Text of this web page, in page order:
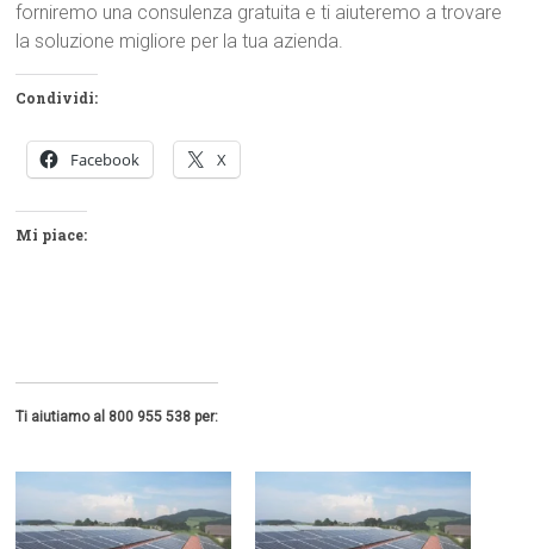
forniremo una consulenza gratuita e ti aiuteremo a trovare
la soluzione migliore per la tua azienda.
Condividi:
Facebook X
Mi piace:
Ti aiutiamo al 800 955 538 per: